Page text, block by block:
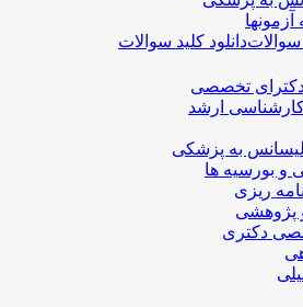
آزمونها
دانلود کلید سوالات
دکترای تخصصی
کارشناسی ارشد
لیسانس به پزشکی
و بورسیه ها
ریزی
پژوهشی
دکتری